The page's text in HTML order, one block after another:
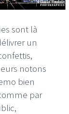
sont là
un
notons
bien
par